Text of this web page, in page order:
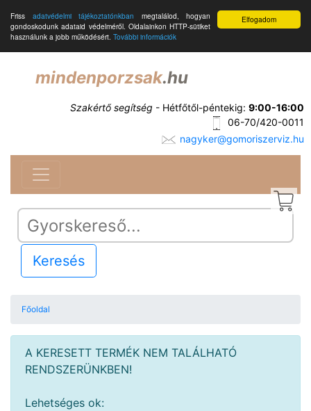
Elfogadom
Friss adatvédelmi tájékoztatónkban megtalálod, hogyan
gondoskodunk adataid védelméről. Oldalainkon HTTP-sütiket
használunk a jobb működésért. További információk
mindenporzsak.hu
Szakértő segítség - Hétfőtől-péntekig: 9:00-16:00
06-70/420-0011
nagyker@gomoriszerviz.hu
Keresés
Főoldal
A KERESETT TERMÉK NEM TALÁLHATÓ
RENDSZERÜNKBEN!
Lehetséges ok: